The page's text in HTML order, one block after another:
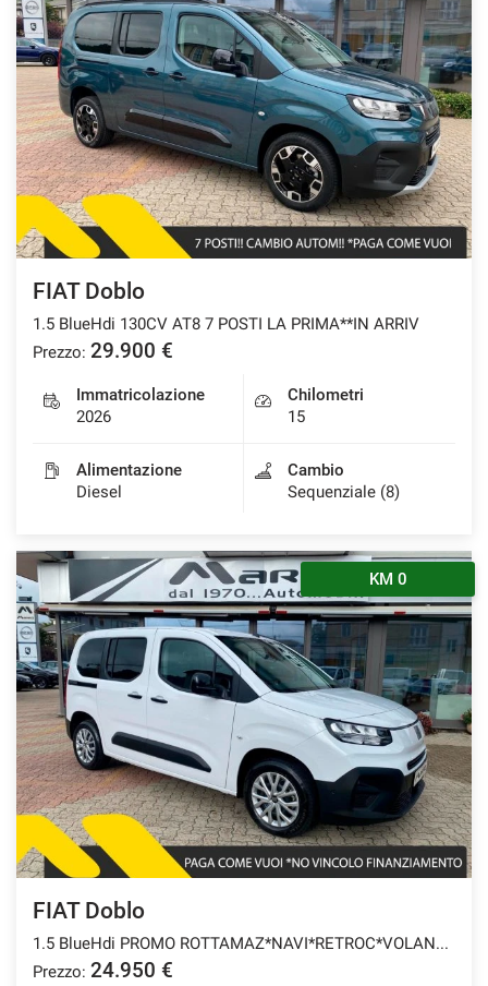
FIAT Doblo
1.5 BlueHdi 130CV AT8 7 POSTI LA PRIMA**IN ARRIV
Prezzo: 29.900 €
Immatricolazione
2026
Chilometri
15
Alimentazione
Diesel
Cambio
Sequenziale (8)
KM 0
FIAT Doblo
1.5 BlueHdi PROMO ROTTAMAZ*NAVI*RETROC*VOLANTE+SED
Prezzo: 24.950 €